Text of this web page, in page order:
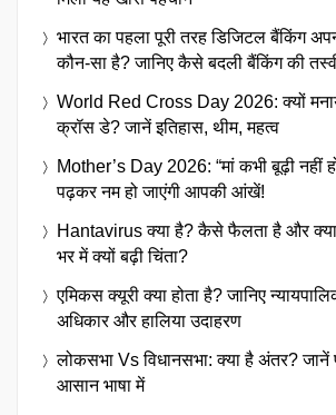
भारत का पहला पूरी तरह डिजिटल बैंकिंग
कौन-सा है? जानिए कैसे बदली बैंकिंग की
World Red Cross Day 2026: क्यों
क्रॉस डे? जानें इतिहास, थीम, महत्व
Mother’s Day 2026: “मां कभी बूढ़ी नहीं
पढ़कर नम हो जाएंगी आपकी आंखें!
Hantavirus क्या है? कैसे फैलता है और क्या
भर में क्यों बढ़ी चिंता?
एमिकस क्यूरी क्या होता है? जानिए
अधिकार और हालिया उदाहरण
लोकसभा Vs विधानसभा: क्या है अंतर? जानें
आसान भाषा में